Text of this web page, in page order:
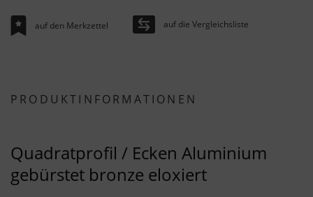
auf den Merkzettel auf die Vergleichsliste
PRODUKTINFORMATIONEN
Quadratprofil / Ecken Aluminium
gebürstet bronze eloxiert